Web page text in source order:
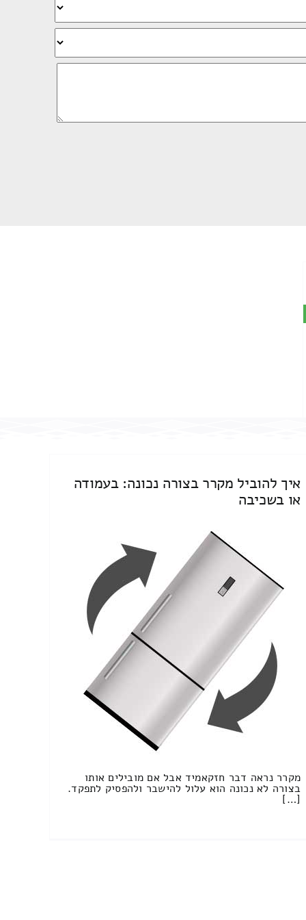
איך להוביל מקרר בצורה נכונה: בעמודה
או בשכיבה
מקרר נראה דבר חזקאמיד אבל אם מובילים אותו
בצורה לא נכונה הוא עלול להישבר ולהפסיק לתפקד.
[…]